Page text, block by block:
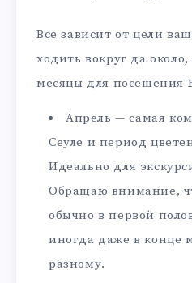
Все зависит от цели
ходить вокруг да
месяцы для посещения
Апрель — самая
Сеуле и период
Идеально для
Обращаю внимание,
обычно в первой
иногда даже в конце
разному.